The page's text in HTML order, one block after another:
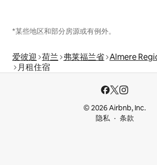
*某些地区和部分房源或有例外。
爱彼迎 荷兰 弗莱福兰省 Almere
月租住宿
© 2026 Airbnb, Inc.
隐私
条款